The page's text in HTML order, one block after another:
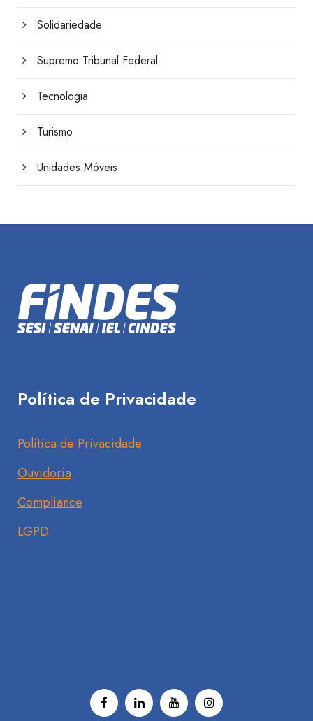
Solidariedade
Supremo Tribunal Federal
Tecnologia
Turismo
Unidades Móveis
Política de Privacidade
Política de Privacidade
Ouvidoria
Compliance
LGPD